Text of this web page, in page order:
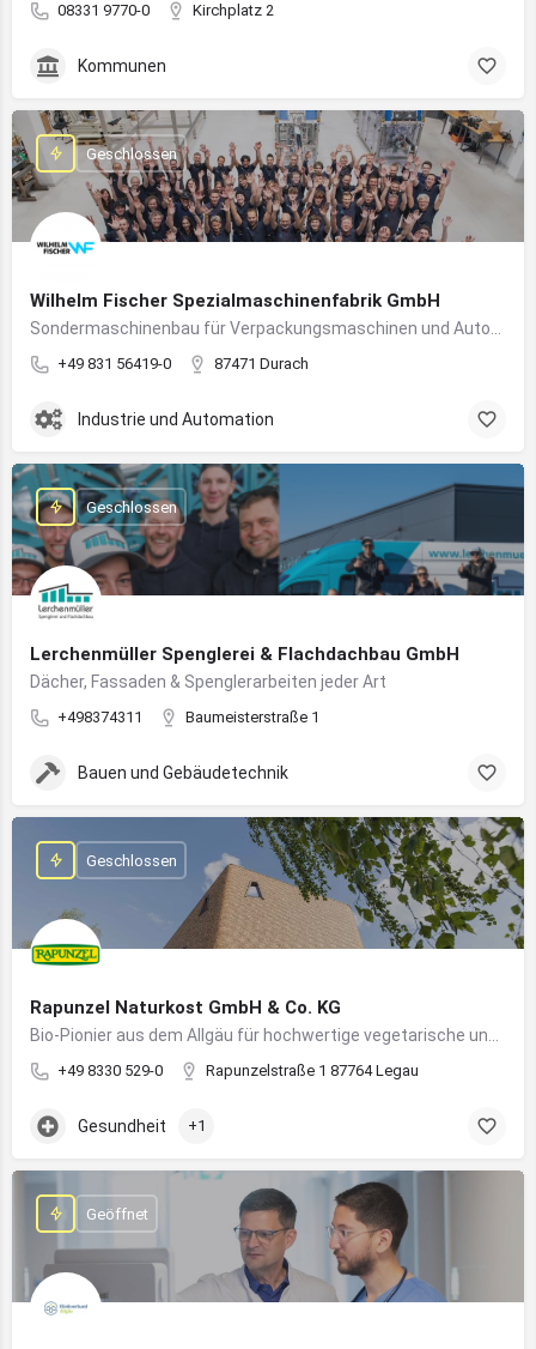
08331 9770-0 Kirchplatz 2
Kommunen
Wilhelm Fischer Spezialmaschinenfabrik GmbH
+49 831 56419-0 87471 Durach
Geschlossen
Industrie und Automation
Lerchenmüller Spenglerei & Flachdachbau GmbH
Dächer, Fassaden & Spenglerarbeiten jeder Art
+498374311 Baumeisterstraße 1
Geschlossen
Bauen und Gebäudetechnik
Rapunzel Naturkost GmbH & Co. KG
+49 8330 529-0 Rapunzelstraße 1 87764 Legau
Geschlossen
Gesundheit +1
Geöffnet